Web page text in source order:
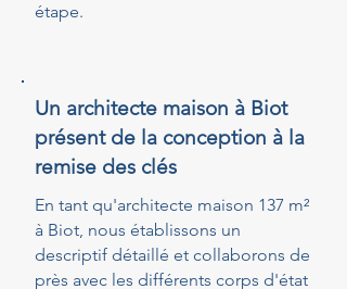
étape.
Un architecte maison à Biot
présent de la conception à la
remise des clés
En tant qu'architecte maison 137 m²
à Biot, nous établissons un
descriptif détaillé et collaborons de
près avec les différents corps d'état